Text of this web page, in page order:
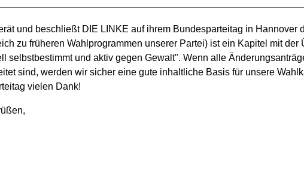
und beschließt DIE LINKE auf ihrem Bundesparteitag in Hannover
zu früheren Wahlprogrammen unserer Partei) ist ein Kapitel mit
selbstbestimmt und aktiv gegen Gewalt". Wenn alle
sind, werden wir sicher eine gute inhaltliche Basis für unsere
vielen Dank!